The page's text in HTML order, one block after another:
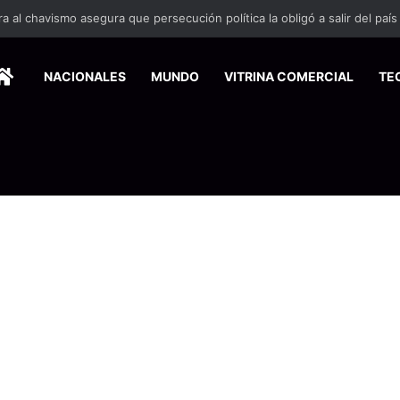
suma a la economía circular
HOMENACIONALES MUNDO VITRINA COMERCIAL